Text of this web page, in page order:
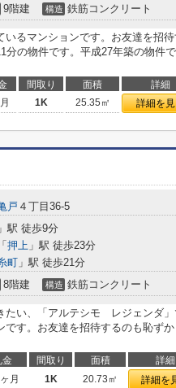
9階建 構造 鉄筋コンクリート
いるマンションです。お友達を招
分の物件です。平成27年築の物件
間取り 面積 詳細
1K 25.35㎡ 詳細を
戸 ４丁目36-5
」駅 徒歩9分
「 押上 」駅 徒歩23分
町 」駅 徒歩21分
8階建 構造 鉄筋コンクリート
たい、「アルテシモ レジェンダ
です。お友達を招待するのも恥ず
金 間取り 面積 詳細
月 1K 20.73㎡ 詳細を